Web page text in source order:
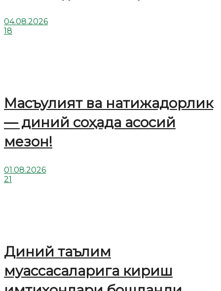
04.08.2026
18
Масъулият ва натижадорлик
— диний соҳада асосий
мезон!
01.08.2026
21
Диний таълим
муассасаларига кириш